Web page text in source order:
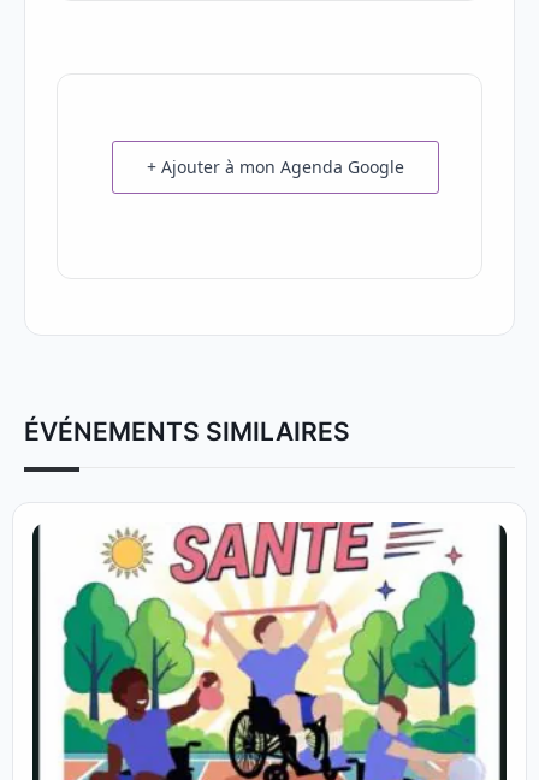
+ Ajouter à mon Agenda Google
ÉVÉNEMENTS SIMILAIRES